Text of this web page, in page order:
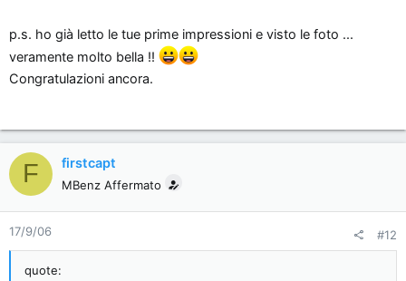
Devo dire che per ora non posso ancora esprimere giudizi.... ci
ho fatto solo pochi Km e con il diluvio che c'era oggi non ero
proprio invogliato a stare per strada eheheh
Devo però dire che il tempo di adattamento al cambio
automatico (mai guidata una macchina con tale cambio) è stato
inferiore al secondo, buona la prima impressione sul motore.
Mi sembra discretamente silenziosa nonostante i numerosi
post letti sui forum. Il motore sarà ora molto legato e aspetto
un po' a dare giudizi anche se non mi sembra che sia
"inchiodata" a terra nonostante il suo peso e nonostante abbia
su l'autotronic.
p.s. ho già letto le tue prime impressioni e visto le foto ...
veramente molto bella !!
Congratulazioni ancora.
F firstcapt
MBenz Affermato
17/9/06 #12
quote: